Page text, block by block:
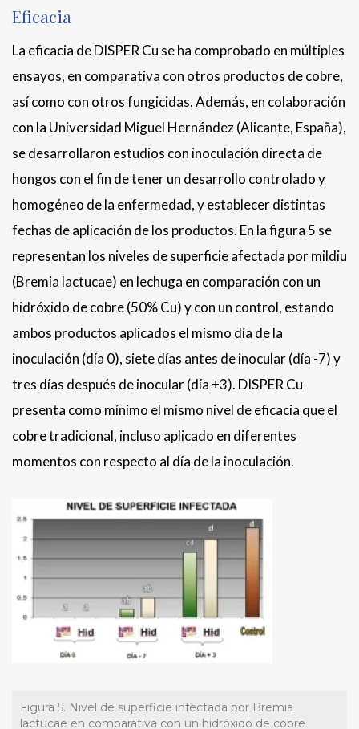
Eficacia
La eficacia de DISPER Cu se ha comprobado en múltiples
ensayos, en comparativa con otros productos de cobre,
así como con otros fungicidas. Además, en colaboración
con la Universidad Miguel Hernández (Alicante, España),
se desarrollaron estudios con inoculación directa de
hongos con el fin de tener un desarrollo controlado y
homogéneo de la enfermedad, y establecer distintas
fechas de aplicación de los productos. En la figura 5 se
representan los niveles de superficie afectada por mildiu
(Bremia lactucae) en lechuga en comparación con un
hidróxido de cobre (50% Cu) y con un control, estando
ambos productos aplicados el mismo día de la
inoculación (día 0), siete días antes de inocular (día -7) y
tres días después de inocular (día +3). DISPER Cu
presenta como mínimo el mismo nivel de eficacia que el
cobre tradicional, incluso aplicado en diferentes
momentos con respecto al día de la inoculación.
Figura 5. Nivel de superficie infectada por Bremia
lactucae en comparativa con un hidróxido de cobre